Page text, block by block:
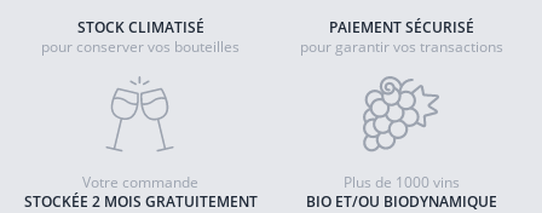
STOCK CLIMATISÉ
pour conserver vos bouteilles
PAIEMENT SÉCURISÉ
pour garantir vos transactions
STOCKÉE 2 MOIS GRATUITEMENT
Votre commande
BIO ET/OU BIODYNAMIQUE
Plus de 1000 vins